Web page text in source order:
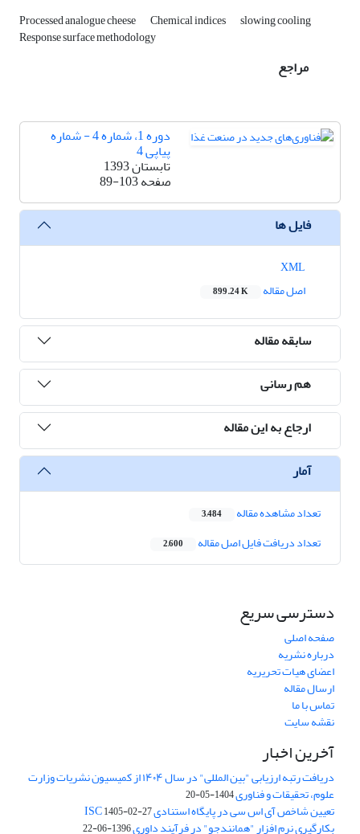
Processed analogue cheese Chemical indices slowing cooling
Response surface methodology
مراجع
دوره 1، شماره 4 - شماره
پیاپی 4
تابستان 1393
صفحه89-103
فایل ها
اصل مقاله
899.24 K
سابقه مقاله
هم رسانی
ارجاع به این مقاله
آمار
تعداد مشاهده مقاله 3,484
تعداد دریافت فایل اصل مقاله 2,600
دسترسی سریع
صفحه اصلی
درباره نشریه
اعضای هیات تحریریه
ارسال مقاله
تماس با ما
نقشه سایت
آخرین اخبار
دریافت رتبه ارزیابی "بین المللی" در سال ۱۴۰۴ از کمیسیون نشریات وزارت
علوم، تحقیقات و فناوری1404-05-20
تعیین شاخص آی اس سی در پایگاه استنادی ISC1405-02-27
بکارگیری نرم افزار "همانندجو" در فرآیند داوری1396-06-22